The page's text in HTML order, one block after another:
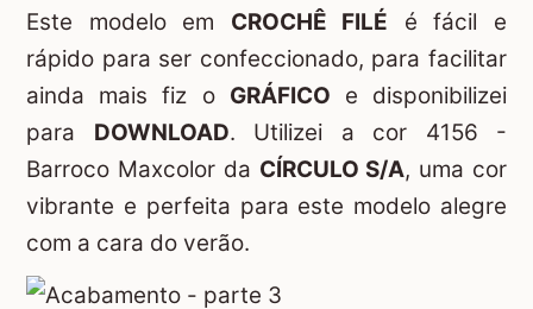
Este modelo em CROCHÊ FILÉ é fácil e
rápido para ser confeccionado, para facilitar
ainda mais fiz o GRÁFICO e disponibilizei
para DOWNLOAD. Utilizei a cor 4156 -
Barroco Maxcolor da CÍRCULO S/A, uma cor
vibrante e perfeita para este modelo alegre
com a cara do verão.